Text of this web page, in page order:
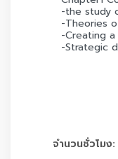
จำนวนชั่วโมง: